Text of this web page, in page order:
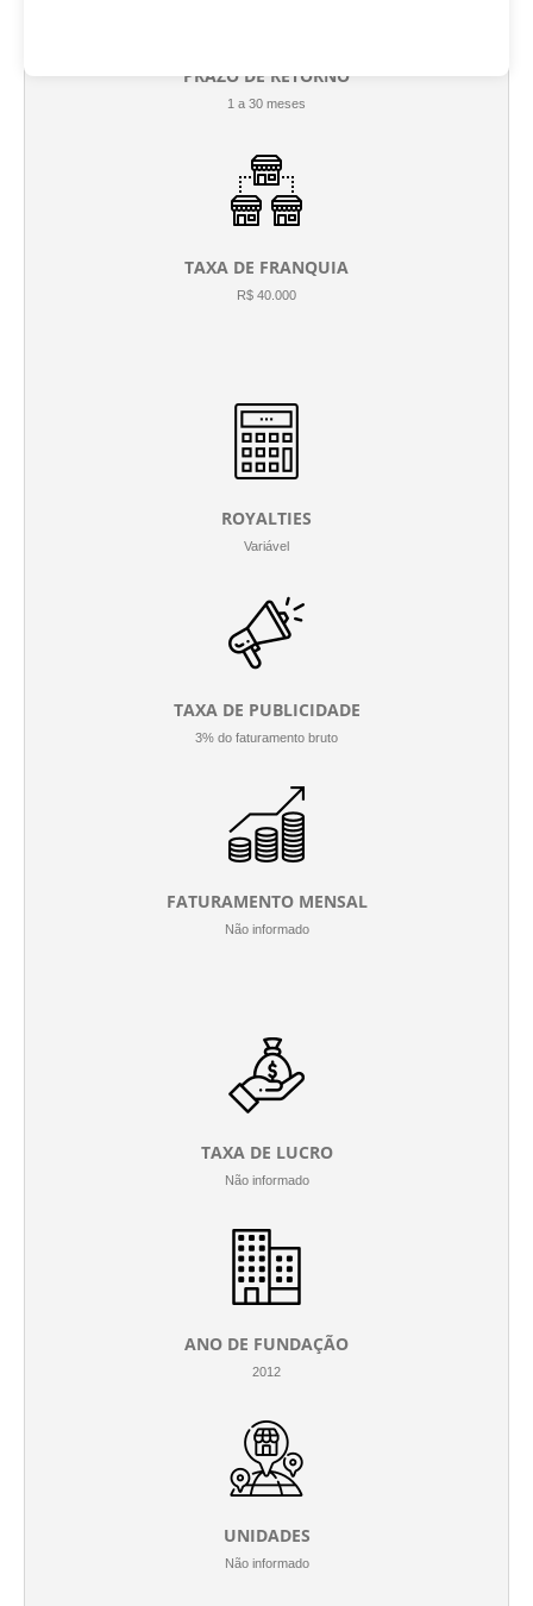
PRAZO DE RETORNO
1 a 30 meses
TAXA DE FRANQUIA
R$ 40.000
ROYALTIES
Variável
TAXA DE PUBLICIDADE
3% do faturamento bruto
FATURAMENTO MENSAL
Não informado
TAXA DE LUCRO
Não informado
ANO DE FUNDAÇÃO
2012
UNIDADES
Não informado